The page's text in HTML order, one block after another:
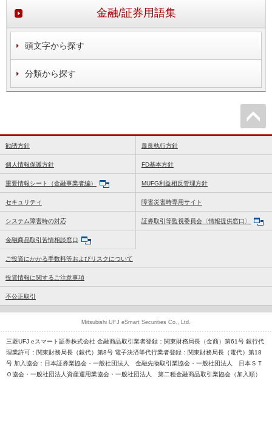
金融/証券用語集
頭文字から探す
分類から探す
勧誘方針 最良執行方針
個人情報保護方針 FD基本方針
重要情報シート（金融事業者編） MUFG利益相反管理方針
セキュリティ 障害災害時専用サイト
システム障害時の対応 証券取引等監視委員会〈情報提供窓口〉
金融商品取引苦情相談窓口
ご投資にかかる手数料等およびリスクについて
投資情報に関するご注意事項
不公正取引
三菱UFJ eスマート証券株式会社 金融商品取引業者登録：関東財務局長（金商）第61号 銀行代
理業許可：関東財務局長（銀代）第8号 電子決済等代行業者登録：関東財務局長（電代）第18
号 加入協会：日本証券業協会・一般社団法人 金融先物取引業協会・一般社団法人 日本ＳＴ
Ｏ協会・一般社団法人資産運用業協会・一般社団法人 第二種金融商品取引業協会（加入順）
Mitsubishi UFJ eSmart Securities Co., Ltd.